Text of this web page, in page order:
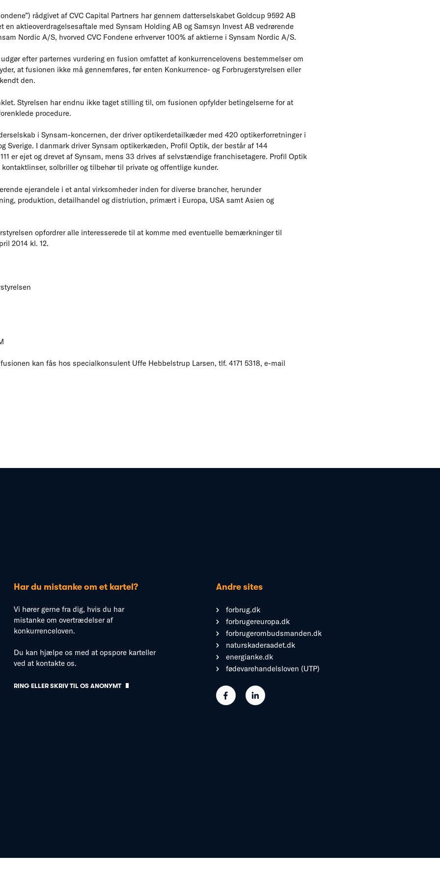
rådgivet af CVC Capital Partners har gennem datterselskabet Goldcup 9592 AB
en aktieoverdragelsesaftale med Synsam Holding AB og Samsyn Invest AB vedrørende
Nordic A/S, hvorved CVC Fondene erhverver 100% af aktierne i Synsam Nordic A/S.
efter parternes vurdering en fusion omfattet af konkurrencelovens bestemmelser om
at fusionen ikke må gennemføres, før enten Konkurrence- og Forbrugerstyrelsen eller
den.
Styrelsen har endnu ikke taget stilling til, om fusionen opfylder betingelserne for at
procedure.
i Synsam-koncernen, der driver optikerdetailkæder med 420 optikerforretninger i
Sverige. I danmark driver Synsam optikerkæden, Profil Optik, der består af 144
er ejet og drevet af Synsam, mens 33 drives af selvstændige franchisetagere. Profil Optik
solbriller og tilbehør til private og offentlige kunder.
ejerandele i et antal virksomheder inden for diverse brancher, herunder
produktion, detailhandel og distriution, primært i Europa, USA samt Asien og
opfordrer alle interesserede til at komme med eventuelle bemærkninger til
2014 kl. 12.
kan fås hos specialkonsulent Uffe Hebbelstrup Larsen, tlf. 4171 5318, e-mail
Har du mistanke om et kartel?
Vi hører gerne fra dig, hvis du har
mistanke om overtrædelser af
konkurrenceloven.
Du kan hjælpe os med at opspore karteller
ved at kontakte os.
RING ELLER SKRIV TIL OS ANONYMT
Andre sites
forbrug.dk
forbrugereuropa.dk
forbrugerombudsmanden.dk
naturskaderaadet.dk
energianke.dk
fødevarehandelsloven (UTP)